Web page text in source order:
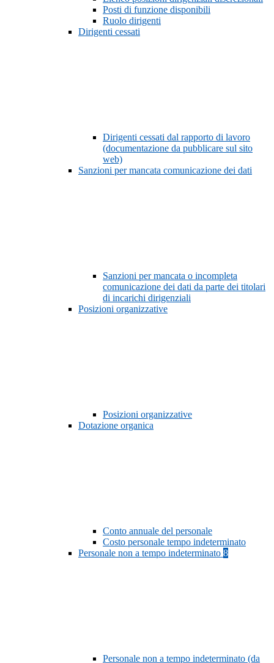
Posti di funzione disponibili
Ruolo dirigenti
Dirigenti cessati
Dirigenti cessati dal rapporto di lavoro
(documentazione da pubblicare sul sito
web)
Sanzioni per mancata comunicazione dei dati
Sanzioni per mancata o incompleta
comunicazione dei dati da parte dei titolari
di incarichi dirigenziali
Posizioni organizzative
Posizioni organizzative
Dotazione organica
Conto annuale del personale
Costo personale tempo indeterminato
Personale non a tempo indeterminato 8
Personale non a tempo indeterminato (da